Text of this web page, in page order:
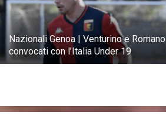
Nazionali Genoa | Venturino e Romano
convocati con l’Italia Under 19